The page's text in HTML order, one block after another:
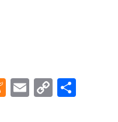
Meneame
Email
Copy